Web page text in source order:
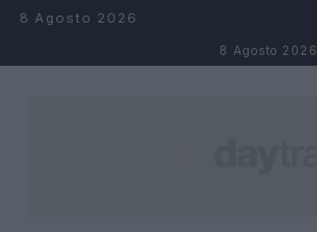
Salta al contenuto
8 Agosto 2026
8 Agosto 2026